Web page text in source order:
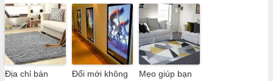
Địa chỉ bán
Đổi mới không
Mẹo giúp bạn